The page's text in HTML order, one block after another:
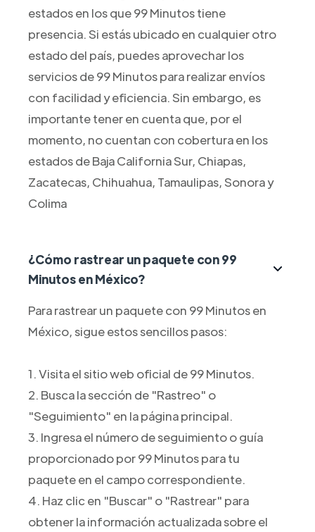
estados en los que 99 Minutos tiene
presencia. Si estás ubicado en cualquier otro
estado del país, puedes aprovechar los
servicios de 99 Minutos para realizar envíos
con facilidad y eficiencia. Sin embargo, es
importante tener en cuenta que, por el
momento, no cuentan con cobertura en los
estados de Baja California Sur, Chiapas,
Zacatecas, Chihuahua, Tamaulipas, Sonora y
Colima
¿Cómo rastrear un paquete con 99
Minutos en México?
Para rastrear un paquete con 99 Minutos en
México, sigue estos sencillos pasos:
1. Visita el sitio web oficial de 99 Minutos.
2. Busca la sección de "Rastreo" o
"Seguimiento" en la página principal.
3. Ingresa el número de seguimiento o guía
proporcionado por 99 Minutos para tu
paquete en el campo correspondiente.
4. Haz clic en "Buscar" o "Rastrear" para
obtener la información actualizada sobre el